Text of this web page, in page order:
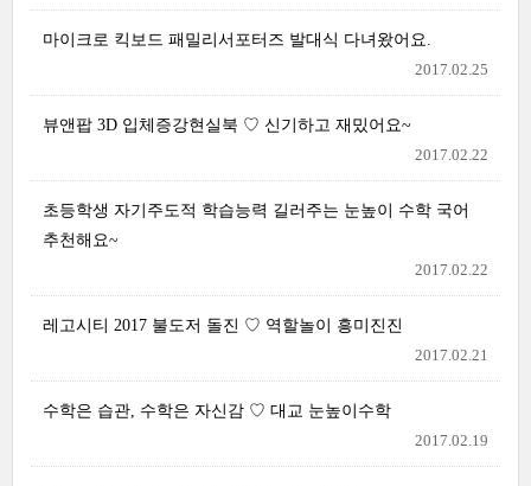
마이크로 킥보드 패밀리서포터즈 발대식 다녀왔어요.
2017.02.25
뷰앤팝 3D 입체증강현실북 ♡ 신기하고 재밌어요~
2017.02.22
초등학생 자기주도적 학습능력 길러주는 눈높이 수학 국어
추천해요~
2017.02.22
레고시티 2017 불도저 돌진 ♡ 역할놀이 흥미진진
2017.02.21
수학은 습관, 수학은 자신감 ♡ 대교 눈높이수학
2017.02.19